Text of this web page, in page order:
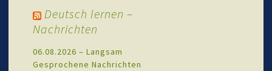
Deutsch lernen –
Nachrichten
06.08.2026 – Langsam
Gesprochene Nachrichten